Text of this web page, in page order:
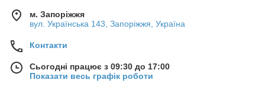
м. Запоріжжя
вул. Українська 143, Запоріжжя, Україна
Контакти
Сьогодні працює з 09:30 до 17:00
Показати весь графік роботи